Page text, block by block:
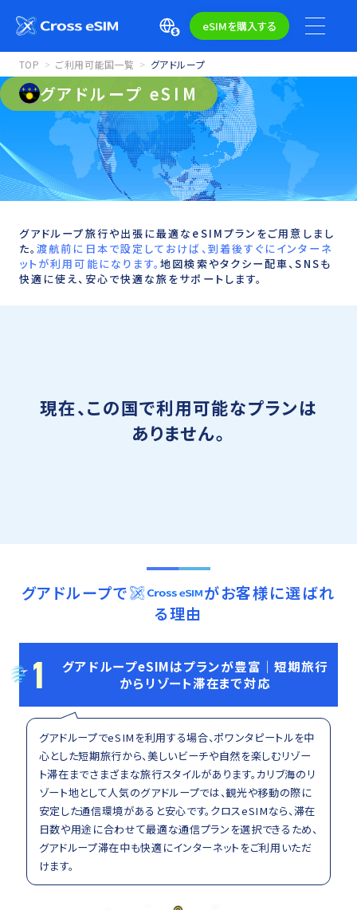
eSIMを購入する
TOP ご利用可能国一覧 グアドループ
グアドループ eSIM
グアドループ旅行や出張に最適なeSIMプランをご用意しまし
た。渡航前に日本で設定しておけば、到着後すぐにインターネ
ットが利用可能になります。地図検索やタクシー配車、SNSも
快適に使え、安心で快適な旅をサポートします。
現在、この国で利用可能なプランは
ありません。
グアドループで
がお客様に選ばれ
る理由
1
グアドループeSIMはプランが豊富｜短期旅行
からリゾート滞在まで対応
グアドループでeSIMを利用する場合、ポワンタピートルを中
心とした短期旅行から、美しいビーチや自然を楽しむリゾー
ト滞在までさまざまな旅行スタイルがあります。カリブ海のリ
ゾート地として人気のグアドループでは、観光や移動の際に
安定した通信環境があると安心です。クロスeSIMなら、滞在
日数や用途に合わせて最適な通信プランを選択できるため、
グアドループ滞在中も快適にインターネットをご利用いただ
けます。